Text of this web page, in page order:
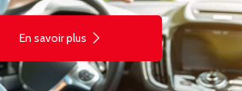
En savoir plus